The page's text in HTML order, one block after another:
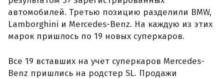
автомобилей. Третью позицию разделили BMW,
Lamborghini и Mercedes-Benz. На каждую из этих
марок пришлось по 19 новых суперкаров.
Все 19 вставших на учет суперкаров Mercedes-
Benz пришлись на родстер SL. Продажи